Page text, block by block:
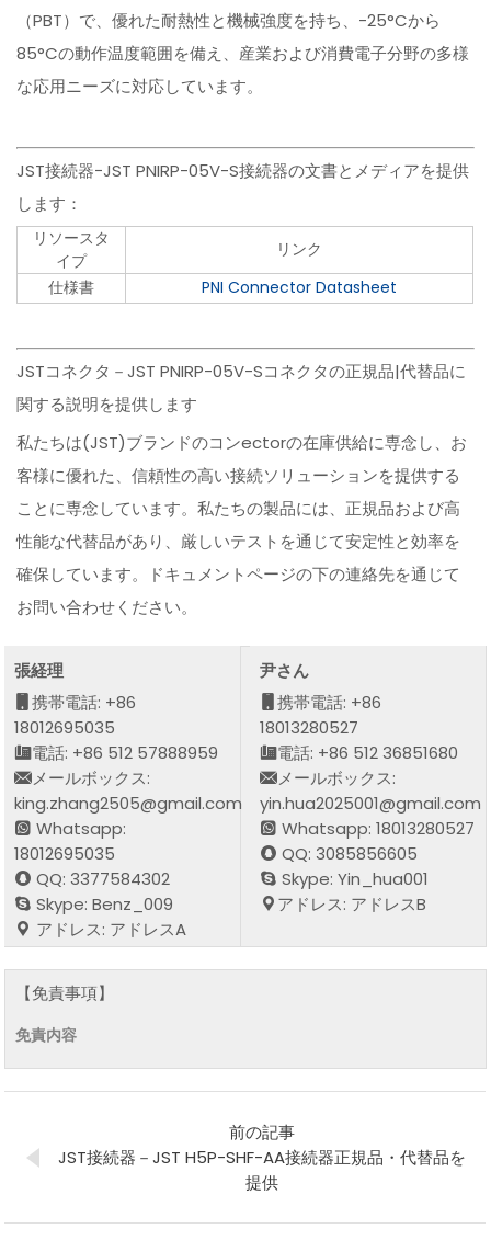
（PBT）で、優れた耐熱性と機械強度を持ち、-25°Cから
85°Cの動作温度範囲を備え、産業および消費電子分野の多様
な応用ニーズに対応しています。
JST接続器−JST PNIRP-05V-S接続器の文書とメディアを提供
します：
リソースタ
イプ
リンク
仕様書
PNI Connector Datasheet
JSTコネクタ－JST PNIRP-05V-Sコネクタの正規品|代替品に
関する説明を提供します
私たちは(JST)ブランドのコンectorの在庫供給に専念し、お
客様に優れた、信頼性の高い接続ソリューションを提供する
ことに専念しています。私たちの製品には、正規品および高
性能な代替品があり、厳しいテストを通じて安定性と効率を
確保しています。ドキュメントページの下の連絡先を通じて
お問い合わせください。
張経理
携帯電話: +86
18012695035
電話: +86 512 57888959
メールボックス:
king.zhang2505@gmail.com
Whatsapp:
18012695035
QQ: 3377584302
Skype: Benz_009
アドレス: アドレスA
尹さん
携帯電話: +86
18013280527
電話: +86 512 36851680
メールボックス:
yin.hua2025001@gmail.com
Whatsapp: 18013280527
QQ: 3085856605
Skype: Yin_hua001
アドレス: アドレスB
【免責事項】
免責内容
前の記事
JST接続器－JST H5P-SHF-AA接続器正規品・代替品を
提供